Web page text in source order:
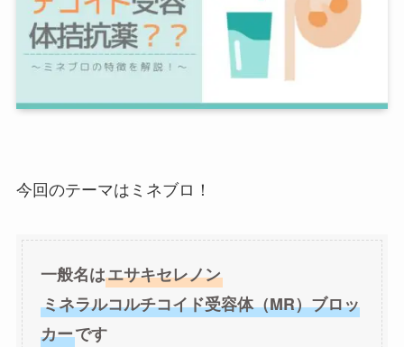
今回のテーマはミネブロ！
一般名はエサキセレノン
ミネラルコルチコイド受容体（MR）ブロッ
カーです